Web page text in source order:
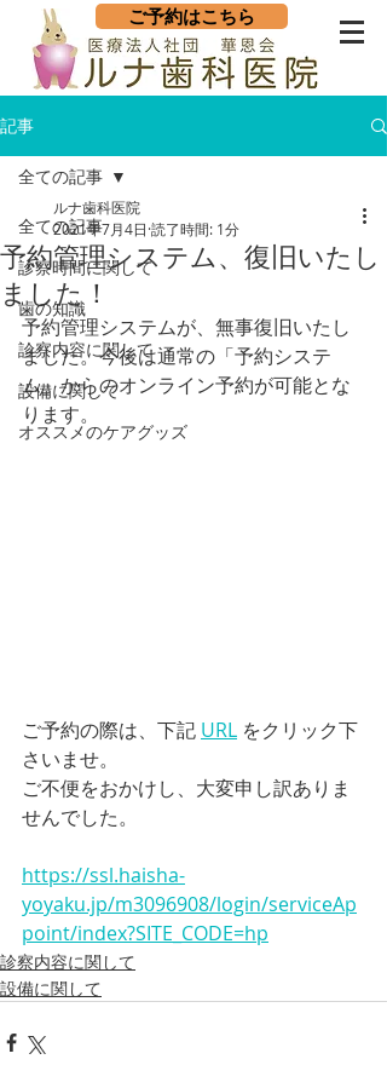
ご予約はこちら
記事
全ての記事
診察時間に関して
歯の知識
診察内容に関して
設備に関して
オススメのケアグッズ
全ての記事
予約管理システム、復旧いたし
ました！
ルナ歯科医院
2021年7月4日 読了時間: 1分
予約管理システムが、無事復旧いたし
ました。今後は通常の「予約システ
ム」からのオンライン予約が可能とな
ります。
ご予約の際は、下記 URL をクリック下
さいませ。
ご不便をおかけし、大変申し訳ありま
せんでした。
https://ssl.haisha-
yoyaku.jp/m3096908/login/serviceAp
point/index?SITE_CODE=hp
診察内容に関して
設備に関して